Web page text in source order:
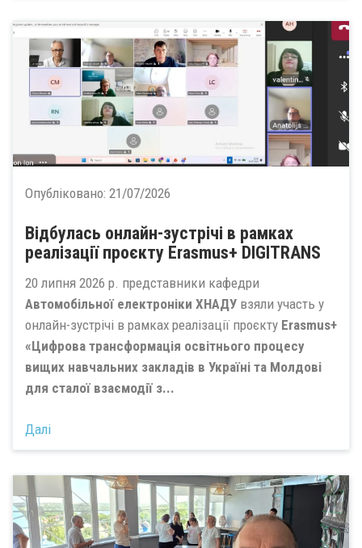
Опубліковано: 21/07/2026
Відбулась онлайн-зустрічі в рамках
реалізації проєкту Erasmus+ DIGITRANS
20 липня 2026 р. представники кафедри
Автомобільної електроніки ХНАДУ взяли участь у
онлайн-зустрічі в рамках реалізації проєкту Erasmus+
«Цифрова трансформація освітнього процесу
вищих навчальних закладів в Україні та Молдові
для сталої взаємодії з...
Далі